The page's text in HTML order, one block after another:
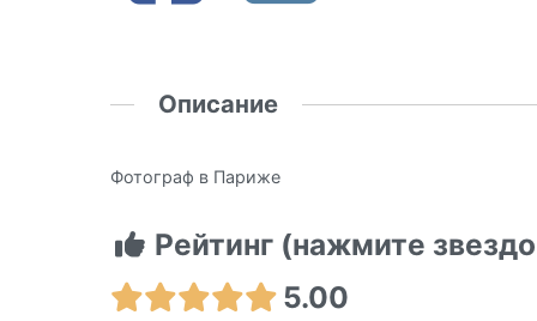
Описание
Фотограф в Париже
Рейтинг (нажмите
5.00